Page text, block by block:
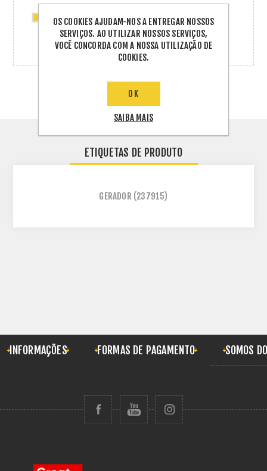
Solar Group
ETIQUETAS DE PRODUTO
GERADOR (237915)
INFORMAÇÕES FORMAS DE PAGAMENTO SOMOS
OS COOKIES AJUDAM-NOS A ENTREGAR NOSSOS
SERVIÇOS. AO UTILIZAR NOSSOS SERVIÇOS,
VOCÊ CONCORDA COM A NOSSA UTILIZAÇÃO DE
COOKIES.
OK
SAIBA MAIS